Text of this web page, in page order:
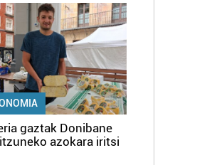
gaztak Donibane
azokara iritsi